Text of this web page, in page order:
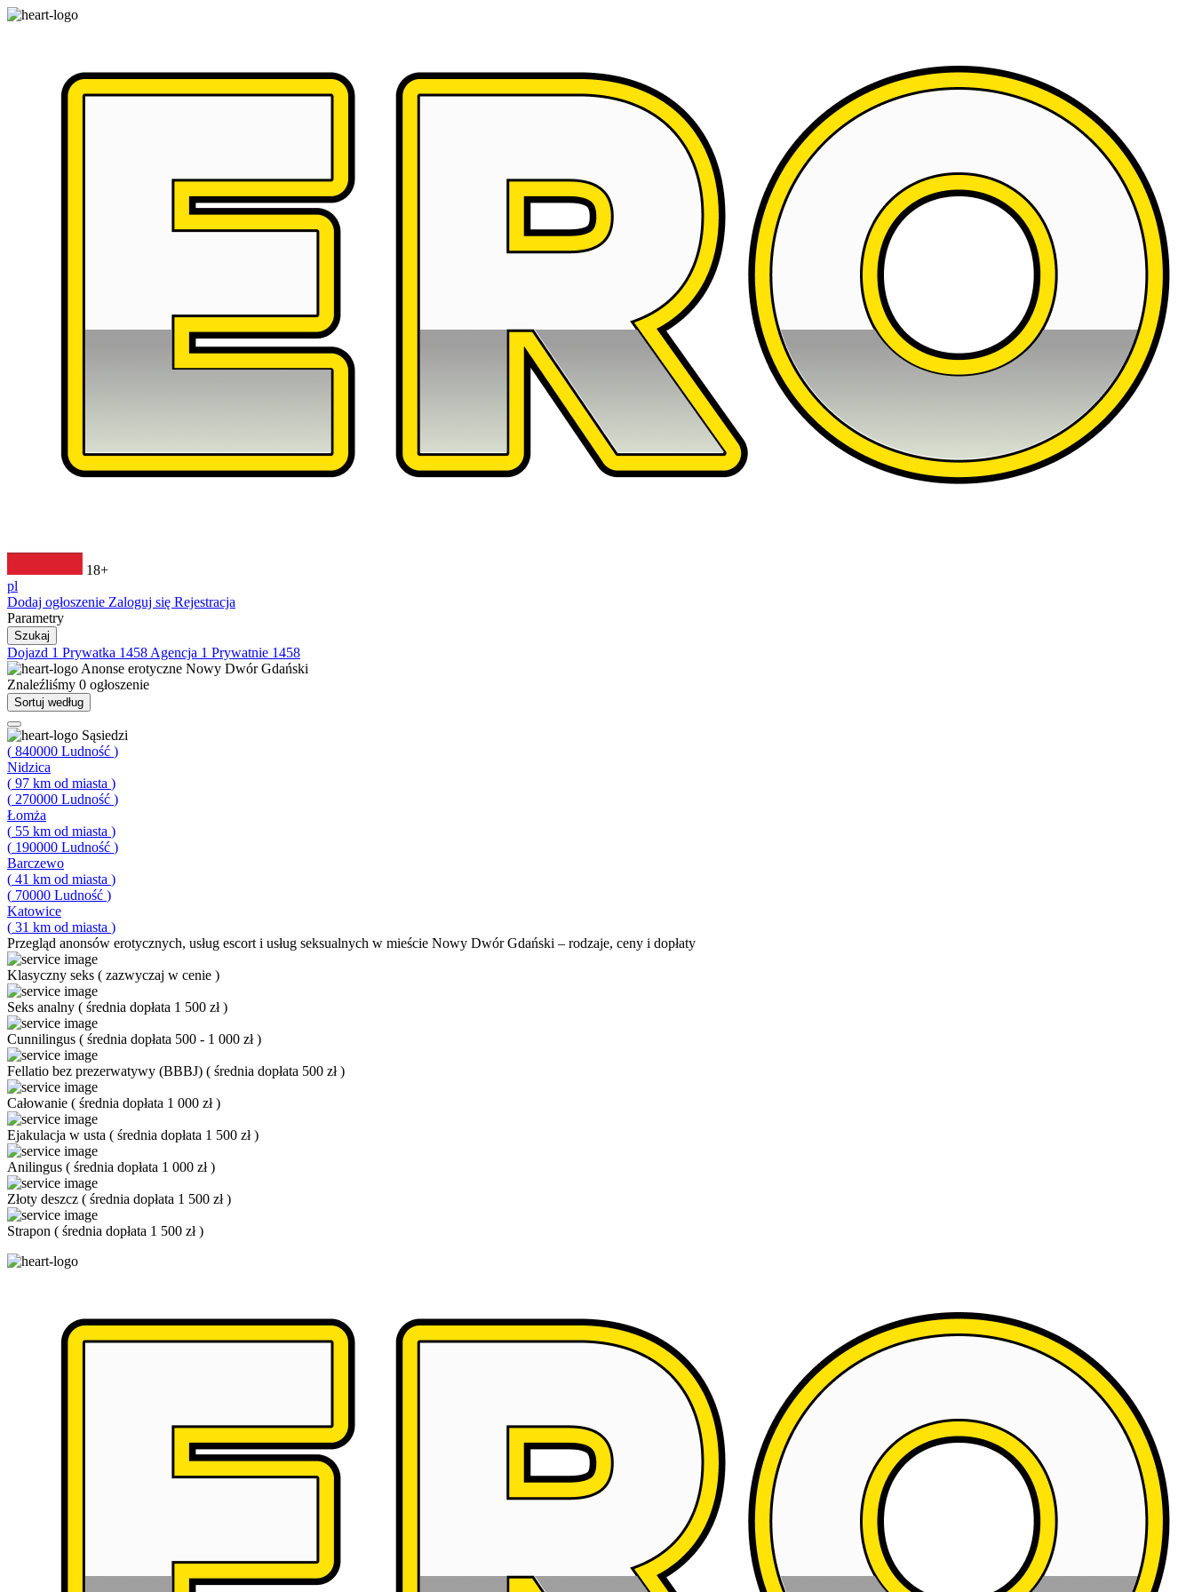
18+
pl
Dodaj ogłoszenie Zaloguj się Rejestracja
Parametry
Szukaj
Dojazd 1 Prywatka 1458 Agencja 1 Prywatnie 1458
Anonse erotyczne Nowy Dwór Gdański
Znaleźliśmy 0 ogłoszenie
Sortuj według
Sąsiedzi
( 840000 Ludność )
Nidzica
( 97 km od miasta )
( 270000 Ludność )
Łomża
( 55 km od miasta )
( 190000 Ludność )
Barczewo
( 41 km od miasta )
( 70000 Ludność )
Katowice
( 31 km od miasta )
Przegląd anonsów erotycznych, usług escort i usług seksualnych w mieście Nowy Dwór Gdański – rodzaje, ceny i dopłaty
Klasyczny seks ( zazwyczaj w cenie )
Seks analny ( średnia dopłata 1 500 zł)
Cunnilingus ( średnia dopłata 500 - 1 000 zł)
Fellatio bez prezerwatywy (BBBJ) ( średnia dopłata 500 zł)
Całowanie ( średnia dopłata 1 000 zł)
Ejakulacja w usta ( średnia dopłata 1 500 zł)
Anilingus ( średnia dopłata 1 000 zł)
Złoty deszcz ( średnia dopłata 1 500 zł)
Strapon ( średnia dopłata 1 500 zł)